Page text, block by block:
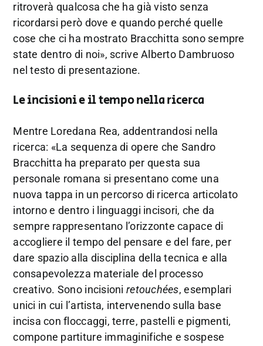
ritroverà qualcosa che ha già visto senza
ricordarsi però dove e quando perché quelle
cose che ci ha mostrato Bracchitta sono sempre
state dentro di noi», scrive Alberto Dambruoso
nel testo di presentazione.
Le incisioni e il tempo nella ricerca
Mentre Loredana Rea, addentrandosi nella
ricerca: «La sequenza di opere che Sandro
Bracchitta ha preparato per questa sua
personale romana si presentano come una
nuova tappa in un percorso di ricerca articolato
intorno e dentro i linguaggi incisori, che da
sempre rappresentano l’orizzonte capace di
accogliere il tempo del pensare e del fare, per
dare spazio alla disciplina della tecnica e alla
consapevolezza materiale del processo
creativo. Sono incisioniretouchées, esemplari
unici in cui l’artista, intervenendo sulla base
incisa con floccaggi, terre, pastelli e pigmenti,
compone partiture immaginifiche e sospese